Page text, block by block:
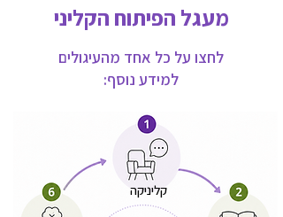
מעגל הפיתוח הקליני
לחצו על כל אחד מהעיגולים
למידע נוסף:
קליניקה